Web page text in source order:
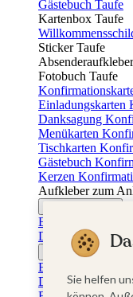
Gästebuch Taufe
Kartenbox Taufe
Sticker Taufe
Fotobuch Taufe
Einladungskarten
Danksagung
Menükarten
Tischkarten
Gästebuch
Kerzen
Aufkleber zum
Einladungskarten
Dankeskarten
Jugendweihekarten
Einladungskarten
Dankeskarten
Sie helfen